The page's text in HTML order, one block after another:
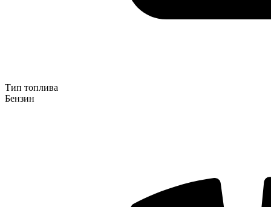
Тип топлива
Бензин